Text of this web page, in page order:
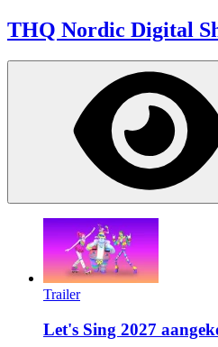
THQ Nordic Digital
Trailer
Let's Sing 2027